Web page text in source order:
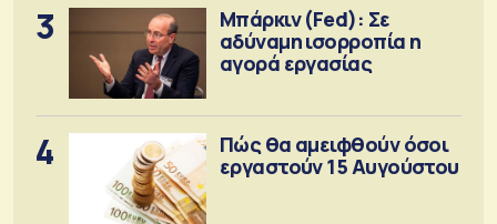
3
Μπάρκιν (Fed): Σε
αδύναμη ισορροπία η
αγορά εργασίας
4
Πώς θα αμειφθούν όσοι
εργαστούν 15 Αυγούστου